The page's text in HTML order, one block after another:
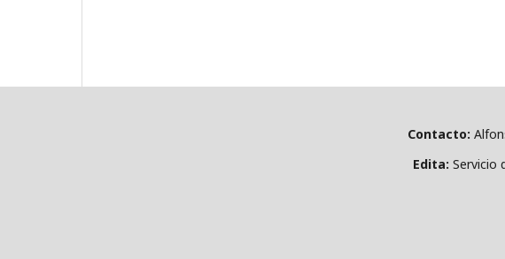
Contacto:
Edita: Servicio